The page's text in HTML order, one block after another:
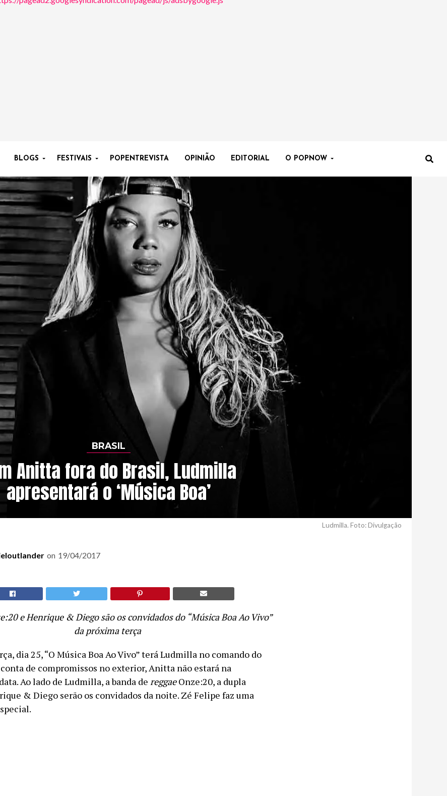
BLOGS FESTIVAIS POPENTREVISTA OPINIÃO EDITORIAL O POPNOW
BRASIL
Anitta fora do Brasil, Ludmilla
apresentará o ‘Música Boa’
Ludmilla. Foto: Divulgação
on 19/04/2017
e Henrique & Diego são os convidados do “Música Boa Ao Vivo”
da próxima terça
dia 25, “O Música Boa Ao Vivo” terá Ludmilla no comando do
de compromissos no exterior, Anitta não estará na
Ao lado de Ludmilla, a banda de reggaeOnze:20, a dupla
& Diego serão os convidados da noite. Zé Felipe faz uma